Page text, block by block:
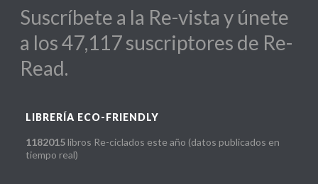
Suscríbete a la Re-vista y únete
a los 47,117 suscriptores de Re-
Read.
LIBRERÍA ECO-FRIENDLY
1182015libros Re-ciclados este año (datos publicados en
tiempo real)